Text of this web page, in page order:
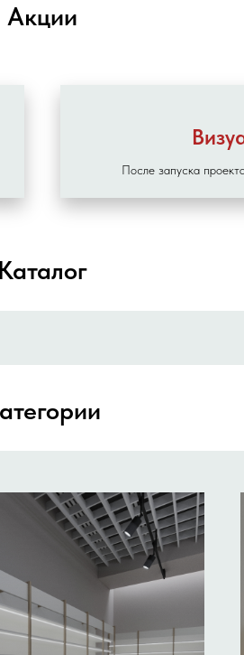
Акции
После запуска
Каталог